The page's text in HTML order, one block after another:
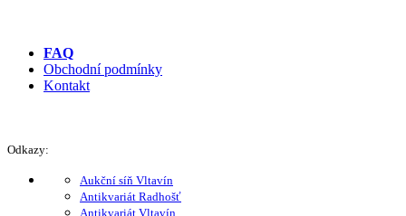
FAQ
Obchodní podmínky
Kontakt
Odkazy:
Aukční síň Vltavín
Antikvariát Radhošť
Antikvariát Vltavín